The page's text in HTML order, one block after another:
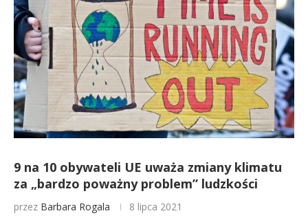
9 na 10 obywateli UE uważa zmiany klimatu
za „bardzo poważny problem” ludzkości
przez Barbara Rogala 8 lipca 2021